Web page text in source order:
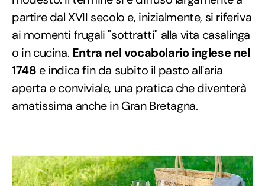
partire dal XVII secolo e, inizialmente, si riferiva
ai momenti frugali "sottratti" alla vita casalinga
o in cucina. Entra nel vocabolario inglese nel
1748 e indica fin da subito il pasto all'aria
aperta e conviviale, una pratica che diventerà
amatissima anche in Gran Bretagna.